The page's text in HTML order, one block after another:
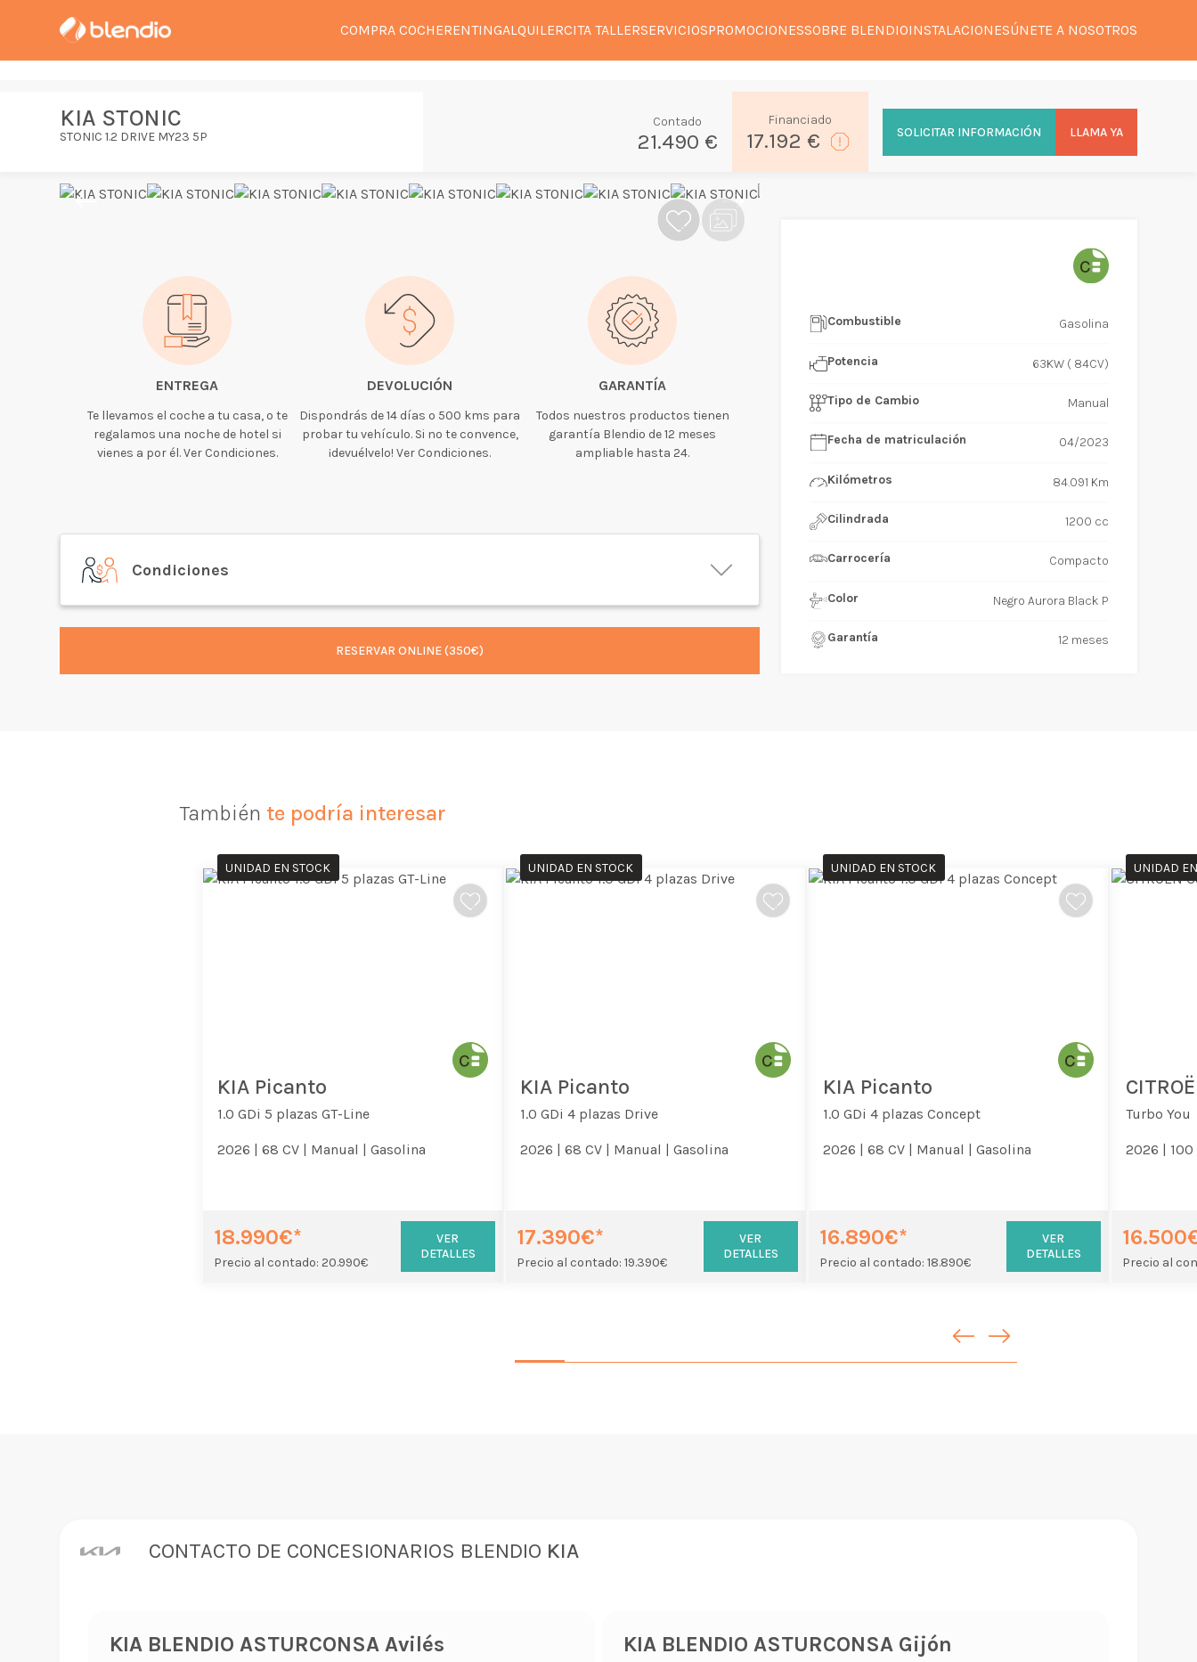
COMPRA COCHERENTINGALQUILERCITA TALLERSERVICIOSPROMOCIONESSOBRE BLENDIOINSTALACIONESÚNETE A NOSOTROS
KIA STONIC
STONIC 1.2 DRIVE MY23 5P
Contado
21.490 €
Financiado
17.192 € SOLICITAR INFORMACIÓN LLAMA YA
ENTREGA
Te llevamos el coche a tu casa, o te
regalamos una noche de hotel si
vienes a por él. Ver Condiciones.
DEVOLUCIÓN
Dispondrás de 14 días o 500 kms para
probar tu vehículo. Si no te convence,
¡devuélvelo! Ver Condiciones.
GARANTÍA
Todos nuestros productos tienen
garantía Blendio de 12 meses
ampliable hasta 24.
Condiciones
RESERVAR ONLINE (350€)
Combustible Gasolina
Potencia 63KW ( 84CV)
Tipo de Cambio Manual
Fecha de matriculación 04/2023
Kilómetros 84.091 Km
Cilindrada 1200 cc
Carrocería Compacto
Color Negro Aurora Black P
Garantía 12 meses
También te podría interesar
UNIDAD EN STOCK
KIA Picanto
1.0 GDi 5 plazas GT-Line
2026 | 68 CV | Manual | Gasolina
18.990€*
Precio al contado: 20.990€
VER
DETALLES
UNIDAD EN STOCK
KIA Picanto
1.0 GDi 4 plazas Drive
2026 | 68 CV | Manual | Gasolina
17.390€*
Precio al contado: 19.390€
VER
DETALLES
UNIDAD EN STOCK
KIA Picanto
1.0 GDi 4 plazas Concept
2026 | 68 CV | Manual | Gasolina
16.890€*
Precio al contado: 18.890€
VER
DETALLES
UNIDAD
Turbo You
2026 | 100
Precio al
CONTACTO DE CONCESIONARIOS BLENDIO KIA
KIA BLENDIO ASTURCONSA Avilés KIA BLENDIO ASTURCONSA Gijón